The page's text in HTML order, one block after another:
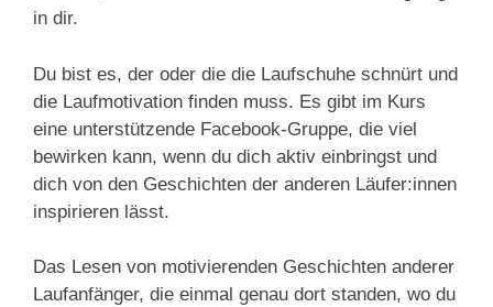
in dir.
Du bist es, der oder die die Laufschuhe schnürt und
die Laufmotivation finden muss. Es gibt im Kurs
eine unterstützende Facebook-Gruppe, die viel
bewirken kann, wenn du dich aktiv einbringst und
dich von den Geschichten der anderen Läufer:innen
inspirieren lässt.
Das Lesen von motivierenden Geschichten anderer
Laufanfänger, die einmal genau dort standen, wo du